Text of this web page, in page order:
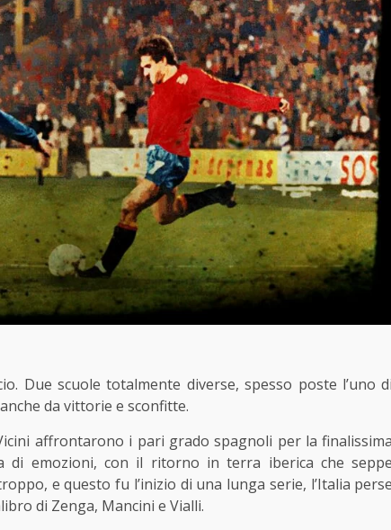
Due scuole totalmente diverse, spesso poste l’uno di
da vittorie e sconfitte.
affrontarono i pari grado spagnoli per la finalissima
di emozioni, con il ritorno in terra iberica che seppe
e questo fu l’inizio di una lunga serie, l’Italia perse
di Zenga, Mancini e Vialli.